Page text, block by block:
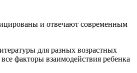
и отвечают современным
для разных возрастных
факторы взаимодействия ребенка